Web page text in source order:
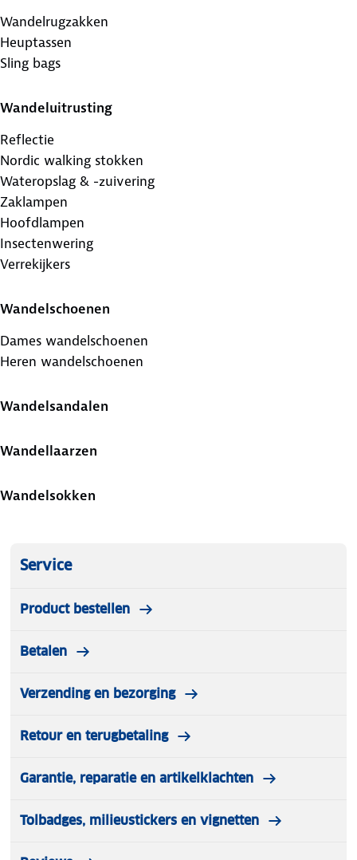
Wandelrugzakken
Heuptassen
Sling bags
Wandeluitrusting
Reflectie
Nordic walking stokken
Wateropslag & -zuivering
Zaklampen
Hoofdlampen
Insectenwering
Verrekijkers
Wandelschoenen
Dames wandelschoenen
Heren wandelschoenen
Wandelsandalen
Wandellaarzen
Wandelsokken
Service
Product bestellen
Betalen
Verzending en bezorging
Retour en terugbetaling
Garantie, reparatie en artikelklachten
Tolbadges, milieustickers en vignetten